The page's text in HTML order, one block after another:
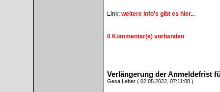
Link: weitere Info's gibt es hier...
0 Kommentar(e) vorhanden
Verlängerung der Anmeldefrist
Gesa Leber ( 02.05.2022, 07:11:08 )